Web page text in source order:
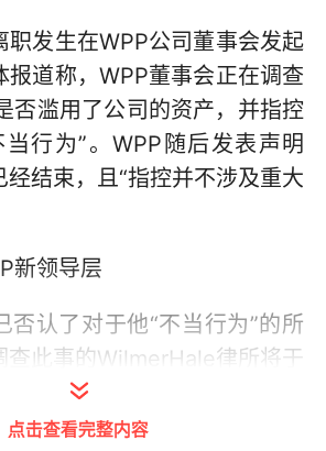
职发生在WPP公司董事会发起
报道称，WPP董事会正在调查
否滥用了公司的资产，并指控
行为”。WPP随后发表声明
结束，且“指控并不涉及重大
新领导层
否认了对于他“不当行为”的所
查此事的WilmerHale律所将于
将所有的调查结果提交给WPP
针对苏铭天指控的调查细节都
点击查看完整内容